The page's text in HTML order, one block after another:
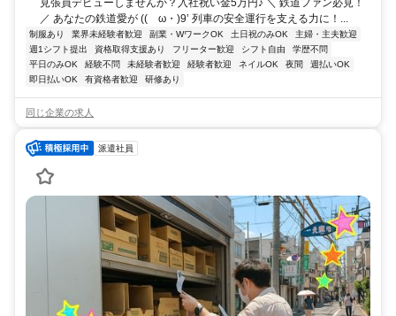
／ あなたの鉄道愛が ((ゝω・)9’ 列車の安全運行を支える力に！...
制服あり 業界未経験者歓迎 副業・WワークOK 土日祝のみOK
主婦・主夫歓迎
週1シフト提出
資格取得支援あり フリーター歓迎 シフト自由
学歴不問
平日のみOK
経験不問 未経験者歓迎 経験者歓迎 ネイルOK 夜間
週払いOK
即日払いOK
有資格者歓迎 研修あり
同じ企業の求人
派遣社員